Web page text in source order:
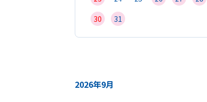
30
31
2026年9月